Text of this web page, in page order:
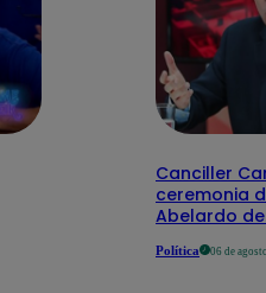
Canciller
ceremonia
Abelardo
Política 06 de